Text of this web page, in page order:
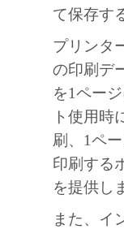
て保存す
プリンタ
の印刷デ
を1ペー
ト使用時
刷、1ペ
印刷する
を提供し
また、イ